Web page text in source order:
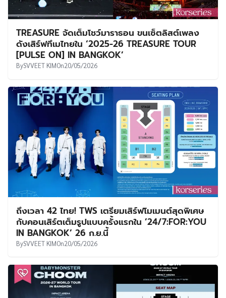
TREASURE จัดเต็มโชว์มาราธอน ขนเซ็ตลิสต์เพลง
ดังเสิร์ฟทึเมไทยใน ‘2025-26 TREASURE TOUR
[PULSE ON] IN BANGKOK’
BySVVEET KIMOn20/05/2026
ถึงเวลา 42 ไทย! TWS เตรียมเสิร์ฟโมเมนต์สุดพิเศษ
กับคอนเสิร์ตเต็มรูปแบบครั้งแรกใน ’24/7:FOR:YOU
IN BANGKOK’ 26 ก.ย.นี้
BySVVEET KIMOn20/05/2026